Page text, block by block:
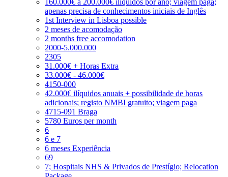
apenas precisa de conhecimentos iniciais de Inglês
1st Interview in Lisboa possible
2 meses de acomodação
2 months free accomodation
2000-5.000.000
2305
31.000€ + Horas Extra
33.000€ - 46.000€
4150-000
42.000€ ilíquidos anuais + possibilidade de horas
adicionais; registo NMBI gratuito; viagem paga
4715-091 Braga
5780 Euros per month
6
6 e 7
6 meses Experiência
69
7; Hospitais NHS & Privados de Prestígio; Relocation